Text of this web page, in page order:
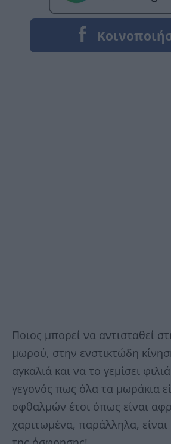
Ποιος μπορεί να αντισταθεί
μωρού, στην ενστικτώδη
αγκαλιά και να το γεμίσει
γεγονός πως όλα τα μωράκια
οφθαλμών έτσι όπως είναι
χαριτωμένα, παράλληλα,